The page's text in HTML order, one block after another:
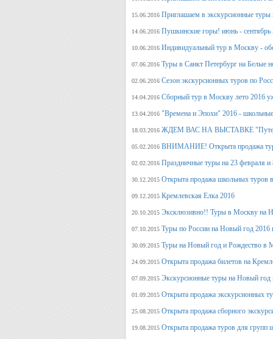
15.06.2016 Приглашаем в экскурсионные туры
14.06.2016 Пушкинские горы! июнь - сентябрь
10.06.2016 Индивидуальный тур в Москву -
07.06.2016 Туры в Санкт Петербург на Белые
02.06.2016 Сезон экскурсионных туров по
14.04.2016 Сборный тур в Москву лето 2016
13.04.2016 "Времена и Эпохи" 2016 - школьные
18.03.2016 ЖДЕМ ВАС НА ВЫСТАВКЕ
05.02.2016 ВНИМАНИЕ! Открыта продажа
02.02.2016 Праздничные туры на 23 февраля и
30.12.2015 Открыта продажа школьных туров
09.12.2015 Кремлевская Елка 2016
20.10.2015 Эксклюзивно!! Туры в Москву на
07.10.2015 Туры по России на Новый год 2016
30.09.2015 Туры на Новый год и Рождество в
24.09.2015 Открыта продажа билетов на
07.09.2015 Экскурсионные туры на Новый год
01.09.2015 Открыта продажа экскурсионных
25.08.2015 Открыта продажа сборного
19.08.2015 Открыта продажа туров для групп